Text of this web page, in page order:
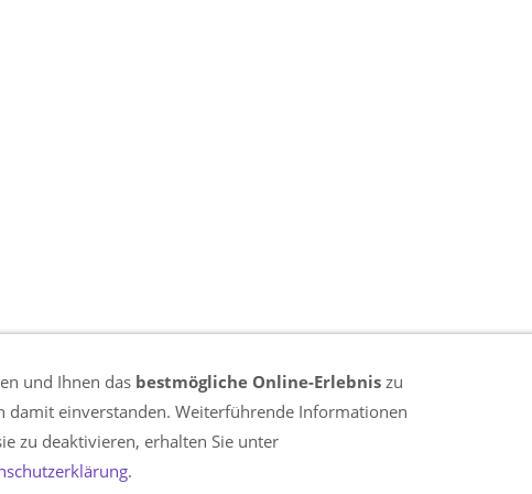
Impressum
Datenschutzerklärung
Cookieeinstellungen
und Ihnen das bestmögliche Online-Erlebnis zu
damit einverstanden. Weiterführende Informationen
zu deaktivieren, erhalten Sie unter
.